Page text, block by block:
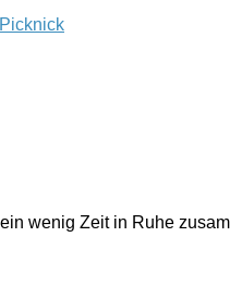
wenig Zeit in Ruhe